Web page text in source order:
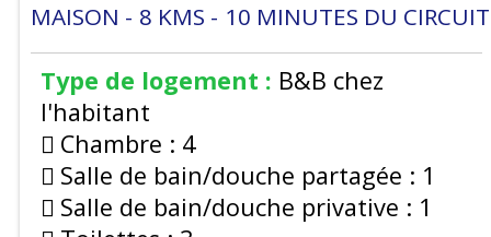
MAISON 8 KMS 10 MINUTES DU CIRCUIT
Type de logement : B&B chez
l'habitant
Chambre : 4
Salle de bain/douche partagée : 1
Salle de bain/douche privative : 1